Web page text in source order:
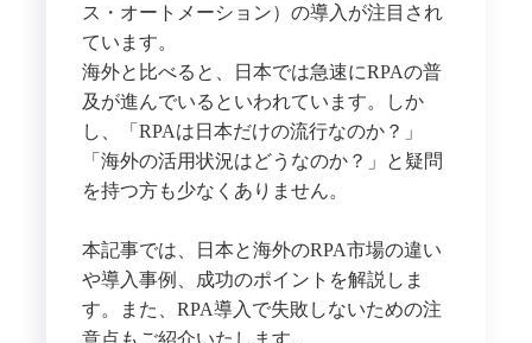
ス・オートメーション）の導入が注目され
ています。
海外と比べると、日本では急速にRPAの普
及が進んでいるといわれています。しか
し、「RPAは日本だけの流行なのか？」
「海外の活用状況はどうなのか？」と疑問
を持つ方も少なくありません。
本記事では、日本と海外のRPA市場の違い
や導入事例、成功のポイントを解説しま
す。また、RPA導入で失敗しないための注
意点もご紹介いたします。